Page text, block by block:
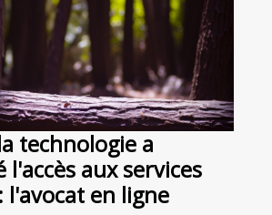
technologie a
aux services
l'avocat en ligne